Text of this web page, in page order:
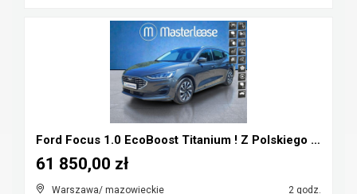
Ford Focus 1.0 EcoBoost Titanium ! Z Polskiego Sal...
Warszawa/ mazowieckie 2 godz.
61 850,00 zł